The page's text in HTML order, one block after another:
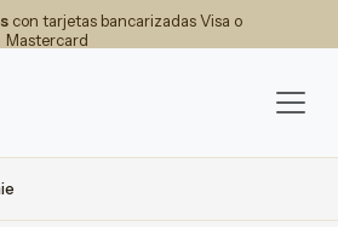
con tarjetas bancarizadas Visa o
Mastercard